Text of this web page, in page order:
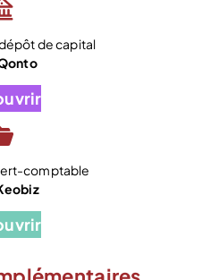
de capital
comptable